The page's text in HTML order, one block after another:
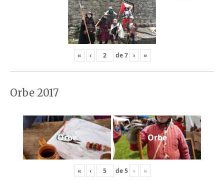
« ‹ de7 › »
Orbe 2017
Orbe Orbe
« ‹ de5 › »